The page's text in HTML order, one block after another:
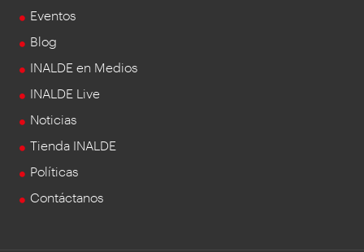
Eventos
Blog
INALDE en Medios
INALDE Live
Noticias
Tienda INALDE
Políticas
Contáctanos